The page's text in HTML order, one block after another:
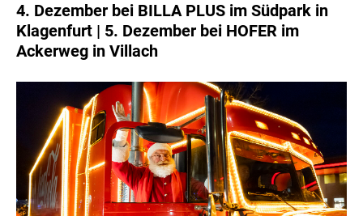
KESCH
BARFLY'S CLUB
SPORTS MEDIA AUSTRIA
RECYCLEMICH-INITIATIVE
VIER HOCH VIER
ALFIES
HANNERSBERG
WILHELM-EXNER-MEDAILLEN STIFTUNG
4. Dezember bei BILLA PLUS im Südpark in
Klagenfurt | 5. Dezember bei HOFER im
Ackerweg in Villach